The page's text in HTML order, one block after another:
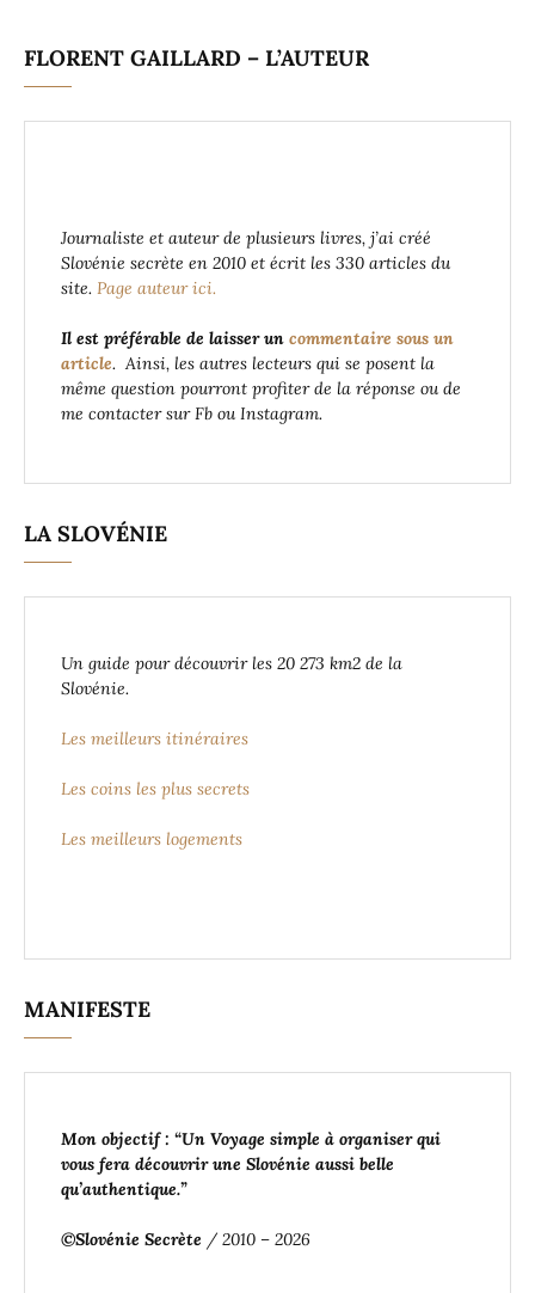
FLORENT GAILLARD – L’AUTEUR
Journaliste et auteur de plusieurs livres, j’ai créé
Slovénie secrète en 2010 et écrit les 330 articles du
site. Page auteur ici.
Il est préférable de laisser un commentaire sous un
article. Ainsi, les autres lecteurs qui se posent la
même question pourront profiter de la réponse ou de
me contacter sur Fb ou Instagram.
LA SLOVÉNIE
Un guide pour découvrir les 20 273 km2 de la
Slovénie.
Les meilleurs itinéraires
Les coins les plus secrets
Les meilleurs logements
MANIFESTE
Mon objectif : “Un Voyage simple à organiserqui
vous fera découvrir une Slovénie aussi belle
qu’authentique.”
©Slovénie Secrète / 2010 – 2026